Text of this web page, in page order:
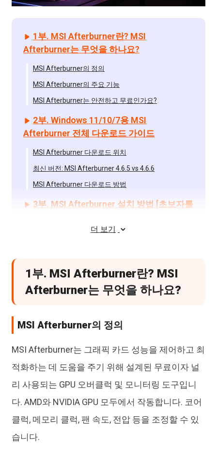
1부. MSI Afterburner란? MSI
Afterburner는 무엇을 하나요?
MSI Afterburner의 정의
MSI Afterburner의 주요 기능
MSI Afterburner는 안전하고 무료인가요?
2부. Windows 11/10/7용 MSI
Afterburner 전체 다운로드 가이드
MSI Afterburner 다운로드 위치
최신 버전: MSI Afterburner 4.6.5 vs 4.6.6
MSI Afterburner 다운로드 방법
3부. MSI Afterburner 설치 방법 [초보자를
MSI Afterburner 설치 및 설정 단계
MSI Afterburner 설정)
1. 기본 인터페이스 및 모니터링
3. MSI Afterburner로 오버클럭하기
5. MSI Afterburner의 전압 제어
5부. MSI Afterburner의 일반적인 문제 및
해결 방법
1. MSI Afterburner에서 특정 커브 부분을 변경할 수 없
는 경우
(CPU 온도/OSD/오버레이 등)
더 보기
1부. MSI Afterburner란? MSI
Afterburner는 무엇을 하나요?
MSI Afterburner의 정의
MSI Afterburner는 그래픽 카드 성능을 제어하고 최
적화하는 데 도움을 주기 위해 설계된 무료이자 널
리 사용되는 GPU 오버클럭 및 모니터링 도구입니
다. AMD와 NVIDIA GPU 모두에서 작동합니다. 코어
클럭, 메모리 클럭, 팬 속도, 전압 등을 조정할 수 있
습니다.